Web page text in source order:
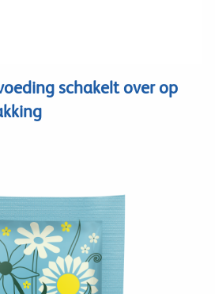
schakelt over op